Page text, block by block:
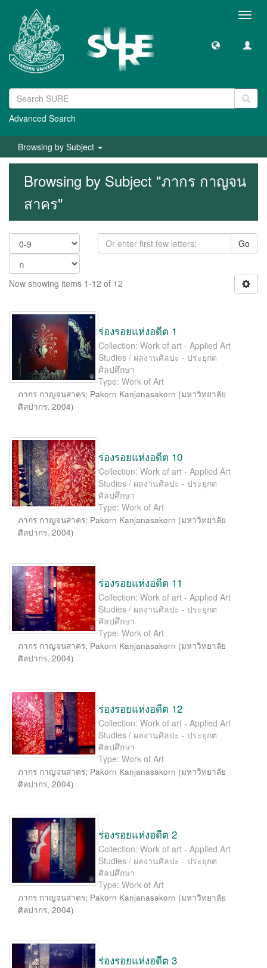
Advanced Search
Browsing by Subject
Browsing by Subject "ภากร กาญจน
สาคร"
Go
Now showing items 1-12 of 12
ร่องรอยแห่งอดีต 1
Collection: Work of art - Applied Art
Studies / ผลงานศิลปะ - ประยุกต
ศิลปศึกษา
Type: Work of Art
ภากร กาญจนสาคร; Pakorn Kanjanasakorn (มหาวิทยาลัย
ศิลปากร, 2004)
ร่องรอยแห่งอดีต 10
Collection: Work of art - Applied Art
Studies / ผลงานศิลปะ - ประยุกต
ศิลปศึกษา
Type: Work of Art
ภากร กาญจนสาคร; Pakorn Kanjanasakorn (มหาวิทยาลัย
ศิลปากร, 2004)
ร่องรอยแห่งอดีต 11
Collection: Work of art - Applied Art
Studies / ผลงานศิลปะ - ประยุกต
ศิลปศึกษา
Type: Work of Art
ภากร กาญจนสาคร; Pakorn Kanjanasakorn (มหาวิทยาลัย
ศิลปากร, 2004)
ร่องรอยแห่งอดีต 12
Collection: Work of art - Applied Art
Studies / ผลงานศิลปะ - ประยุกต
ศิลปศึกษา
Type: Work of Art
ภากร กาญจนสาคร; Pakorn Kanjanasakorn (มหาวิทยาลัย
ศิลปากร, 2004)
ร่องรอยแห่งอดีต 2
Collection: Work of art - Applied Art
Studies / ผลงานศิลปะ - ประยุกต
ศิลปศึกษา
Type: Work of Art
ภากร กาญจนสาคร; Pakorn Kanjanasakorn (มหาวิทยาลัย
ศิลปากร, 2004)
ร่องรอยแห่งอดีต 3